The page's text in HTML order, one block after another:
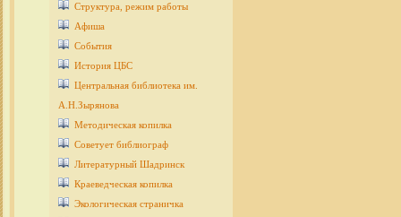
Структура, режим работы
Афиша
События
История ЦБС
Центральная библиотека им.
А.Н.Зырянова
Методическая копилка
Советует библиограф
Литературный Шадринск
Краеведческая копилка
Экологическая страничка